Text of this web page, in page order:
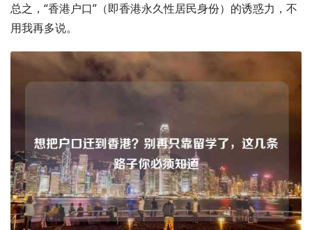
总之，“香港户口”（即香港永久性居民身份）的诱惑力，不
用我再多说。